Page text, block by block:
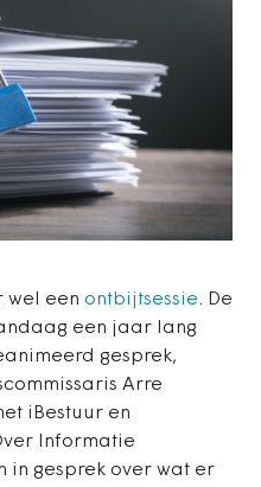
wel een ontbijtsessie. De
een jaar lang
gesprek,
Arre
iBestuur en
Informatie
in gesprek over wat er